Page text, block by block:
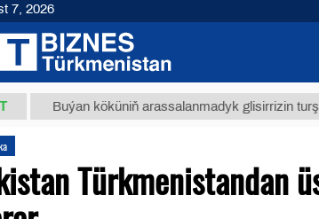
Buýan köküniň arassalanmadyk glisirrizin turşusy (t.)
Türkmenistandan
7, 2026